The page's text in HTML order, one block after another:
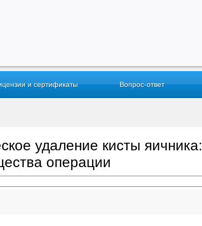
и сертификаты Вопрос-ответ
удаление кисты яичника:
операции